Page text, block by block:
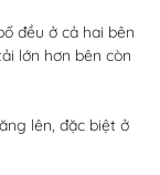
đều ở cả hai bên
lớn hơn bên còn
lên, đặc biệt ở